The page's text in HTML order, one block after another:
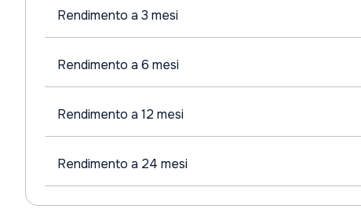
Rendimento a 3 mesi
Rendimento a 6 mesi
Rendimento a 12 mesi
Rendimento a 24 mesi